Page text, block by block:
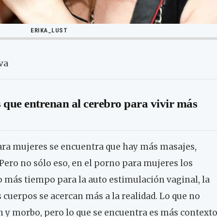
ERIKA_LUST
que entrenan al cerebro para vivir más
mujeres se encuentra que hay más masajes,
no sólo eso, en el porno para mujeres los
más tiempo para la auto estimulación vaginal, la
se acercan más a la realidad. Lo que no
morbo, pero lo que se encuentra es más contexto